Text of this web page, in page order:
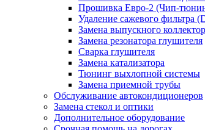
Прошивка Евро-2 (Чип-
Удаление сажевого фильтра
Замена выпускного
Замена резонатора глушителя
Сварка глушителя
Замена катализатора
Тюнинг выхлопной системы
Замена приемной трубы
Обслуживание автокондиционеров
Замена стекол и оптики
Дополнительное оборудование